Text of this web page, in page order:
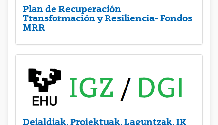
Plan de Recuperación
Transformación y Resiliencia- Fondos
MRR
Deialdiak, Proiektuak, Laguntzak, IK